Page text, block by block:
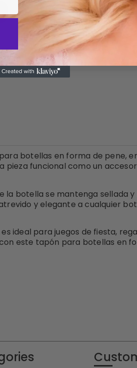
Add to cart
botellas en forma de pene,
funcional como un
botella se mantenga sellada
y elegante a cualquier
ideal para juegos de fiesta,
este tapón para botellas en